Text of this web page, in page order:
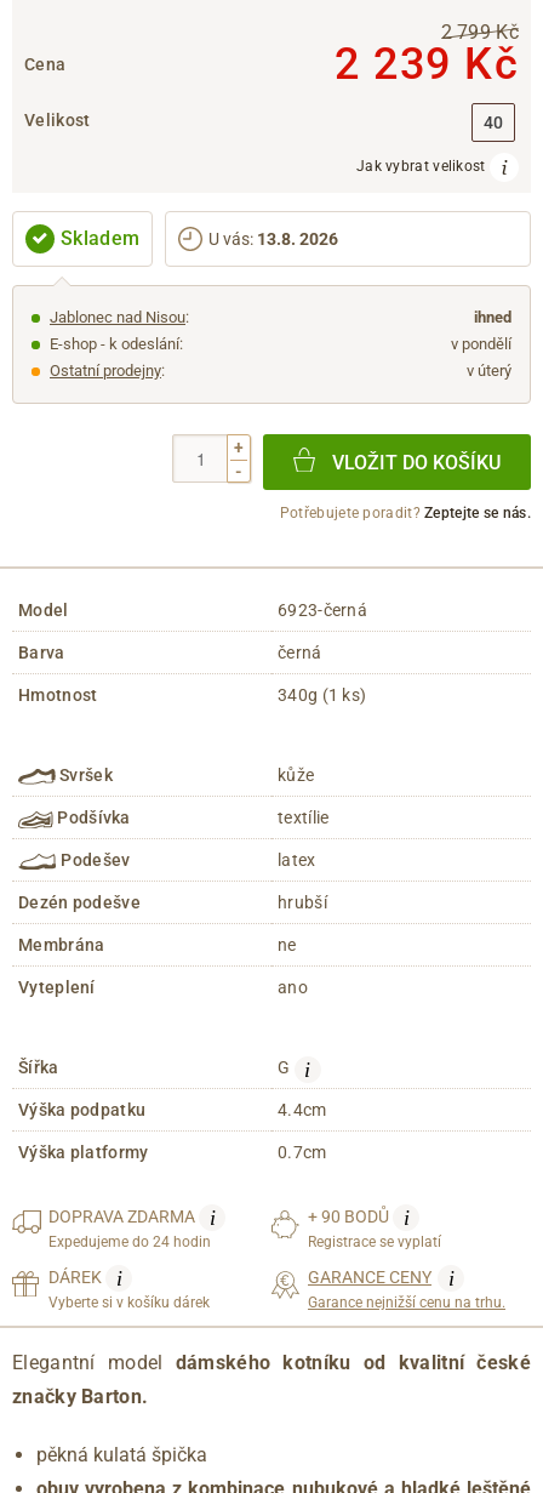
Cena
2 799 Kč
2 239 Kč
Velikost 40
Jak vybrat velikost
Skladem U vás: 13.8. 2026
Jablonec nad Nisou:
ihned
E-shop - k odeslání:
v pondělí
Ostatní prodejny: v úterý
+
-
VLOŽIT DO KOŠÍKU
Potřebujete poradit?Zeptejte se nás.
Model 6923-černá
Barva černá
Hmotnost 340g (1 ks)
Svršek kůže
Podšívka textílie
Podešev latex
Dezén podešve hrubší
Membrána ne
Vyteplení ano
Šířka G i
Výška podpatku 4.4cm
Výška platformy 0.7cm
DOPRAVAZDARMA i
Expedujeme do 24 hodin
+ 90 BODŮ i
Registrace se vyplatí
DÁREK i
Vyberte si v košíku dárek
GARANCE CENY i
Garance nejnižší cenu na trhu.
Elegantní model dámského kotníku od kvalitní české
značky Barton.
pěkná kulatá špička